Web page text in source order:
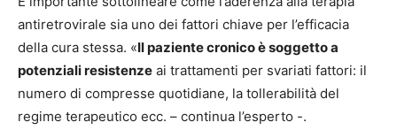
antiretrovirale sia uno dei fattori chiave per l’efficacia
della cura stessa. «Il paziente cronico è soggetto a
potenziali resistenze ai trattamenti per svariati fattori: il
numero di compresse quotidiane, la tollerabilità del
regime terapeutico ecc. – continua l’esperto -.